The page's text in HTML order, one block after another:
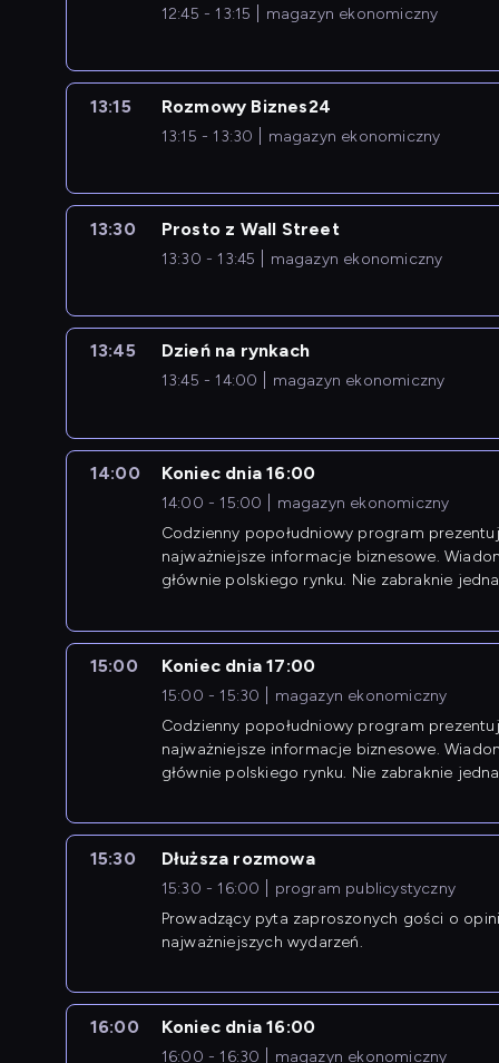
12:45 - 13:15 magazyn ekonomiczny
13:15 Rozmowy Biznes24
13:15 - 13:30 magazyn ekonomiczny
13:30 Prosto z Wall Street
13:30 - 13:45 magazyn ekonomiczny
13:45 Dzień na rynkach
13:45 - 14:00 magazyn ekonomiczny
14:00 Koniec dnia 16:00
14:00 - 15:00
magazyn ekonomiczny
Codzienny popołudniowy program
najważniejsze informacje biznesowe.
głównie polskiego rynku. Nie zabraknie
15:00 Koniec dnia 17:00
15:00 - 15:30
magazyn ekonomiczny
Codzienny popołudniowy program
najważniejsze informacje biznesowe.
głównie polskiego rynku. Nie zabraknie
15:30 Dłuższa rozmowa
15:30 - 16:00
program publicystyczny
Prowadzący pyta zaproszonych gości o
najważniejszych wydarzeń.
16:00 Koniec dnia 16:00
16:00 - 16:30 magazyn ekonomiczny